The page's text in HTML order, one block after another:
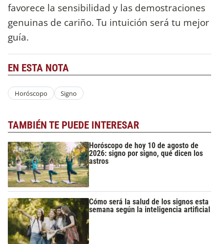
favorece la sensibilidad y las demostraciones
genuinas de cariño. Tu intuición será tu mejor
guía.
EN ESTA NOTA
Horóscopo Signo
TAMBIÉN TE PUEDE INTERESAR
Horóscopo de hoy 10 de agosto de
2026: signo por signo, qué dicen los
astros
Cómo será la salud de los signos esta
semana según la inteligencia artificial